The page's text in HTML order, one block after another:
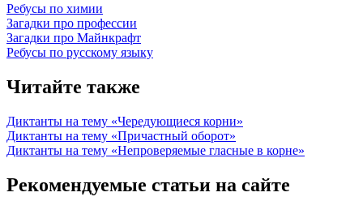
Ребусы по химии
Загадки про профессии
Загадки про Майнкрафт
Ребусы по русскому языку
Читайте также
Диктанты на тему «Чередующиеся корни»
Диктанты на тему «Причастный оборот»
Диктанты на тему «Непроверяемые гласные в корне»
Рекомендуемые статьи на сайте